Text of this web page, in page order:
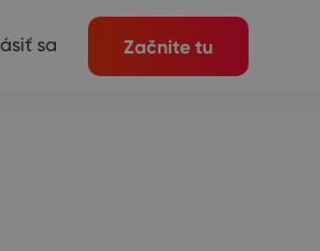
sa Začnite tu